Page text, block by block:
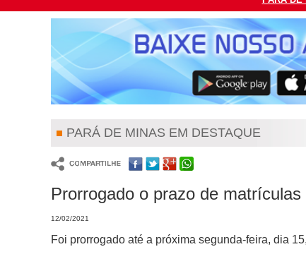
PARÁ DE MINAS EM DESTAQUE
Prorrogado o prazo de
12/02/2021
Foi prorrogado até a próxima segunda-feira, dia